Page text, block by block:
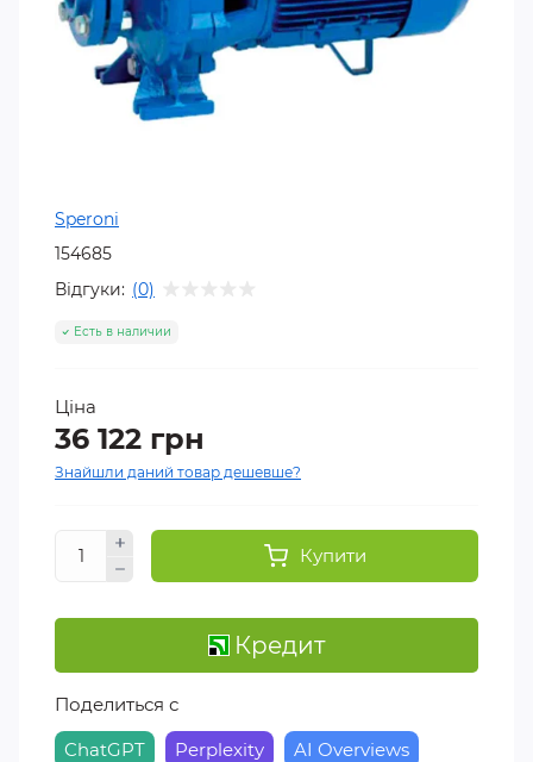
Speroni
154685
Відгуки: (0)
Есть в наличии
Ціна
36 122 грн
Знайшли даний товар дешевше?
Купити
Кредит
Поделиться с
ChatGPT
Perplexity AI Overviews